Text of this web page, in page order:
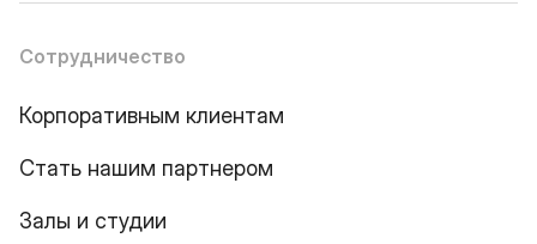
Сотрудничество
Корпоративным клиентам
Стать нашим партнером
Залы и студии